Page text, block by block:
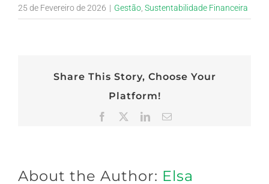
25 de Fevereiro de 2026 | Gestão Sustentabilidade Financeira
Share This Story, Choose Your
Platform!
Facebook LinkedInEmail
About the Author: Elsa